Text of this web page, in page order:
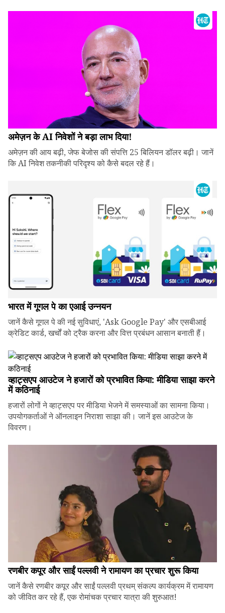
अमेज़न के AI निवेशों ने बड़ा लाभ दिया!
अमेज़न की आय बढ़ी, जेफ बेजोस की संपत्ति 25 बिलियन डॉलर बढ़ी। जानें
कि AI निवेश तकनीकी परिदृश्य को कैसे बदल रहे हैं।
भारत में गूगल पे का एआई उन्नयन
जानें कैसे गूगल पे की नई सुविधाएं, 'Ask Google Pay' और एसबीआई
क्रेडिट कार्ड, खर्चों को ट्रैक करना और वित्त प्रबंधन आसान बनाती हैं।
व्हाट्सएप आउटेज ने हजारों को प्रभावित किया: मीडिया साझा करने
में कठिनाई
हजारों लोगों ने व्हाट्सएप पर मीडिया भेजने में समस्याओं का सामना किया।
उपयोगकर्ताओं ने ऑनलाइन निराशा साझा की। जानें इस आउटेज के
विवरण।
रणबीर कपूर और साईं पल्लवी ने रामायण का प्रचार शुरू किया
जानें कैसे रणबीर कपूर और साईं पल्लवी प्रथम् संकल्प कार्यक्रम में रामायण
को जीवित कर रहे हैं, एक रोमांचक प्रचार यात्रा की शुरुआत!